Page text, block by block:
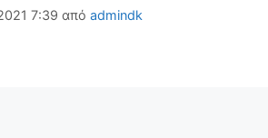
7:39 από admindk